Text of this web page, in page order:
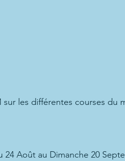
les différentes courses du
Août au Dimanche 20